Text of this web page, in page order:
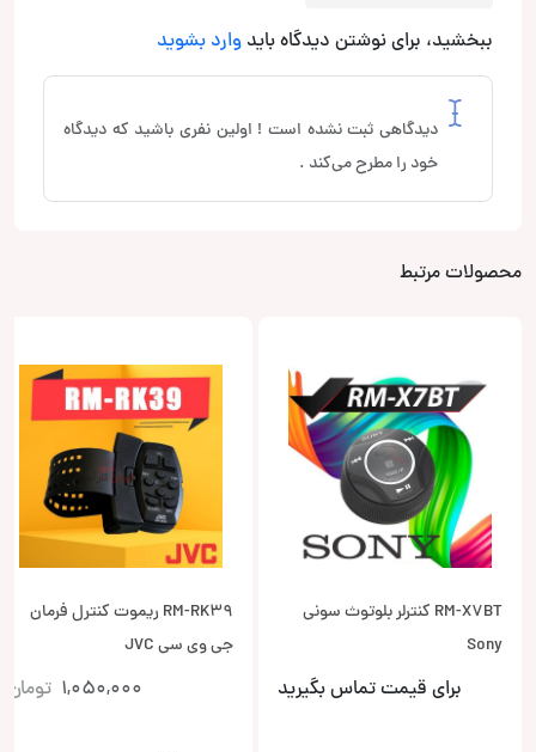
ببخشید، برای نوشتن دیدگاه باید وارد بشوید
دیدگاهی ثبت نشده است ! اولین نفری باشید که دیدگاه
خود را مطرح می‌کند .
محصولات مرتبط
RM-X7BT کنترلر بلوتوث سونی
Sony
برای قیمت تماس بگیرید
RM-RK39 ریموت کنترل فرمان
جی وی سی JVC
1,050,000 تومان